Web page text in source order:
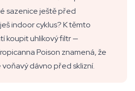
sazenice ještě před
indoor cyklus? K těmto
koupit uhlíkový filtr —
Poison znamená, že
dávno před sklizní.